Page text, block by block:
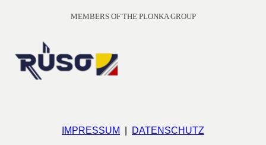
MEMBERS OF THE PLONKA GROUP
IMPRESSUM DATENSCHUTZ